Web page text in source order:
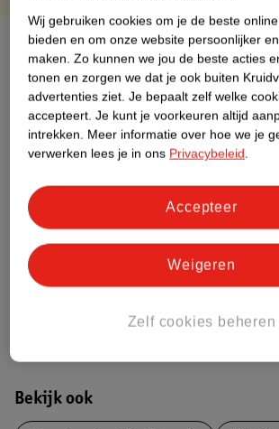
Over dit product
Productinformatie
Etiketinformatie
Nature Impact Score
Meer informatie
Bestel & Bezorginformatie
Bekijk ook
Wij gebruiken cookies om je de beste
bieden en om onze website persoonlijker
maken. Zo kunnen we jou de beste acties
tonen en zorgen we dat je ook buiten
advertenties ziet. Je bepaalt zelf welke
accepteert. Je kunt je voorkeuren altijd
intrekken. Meer informatie over hoe we je
verwerken lees je in ons Privacybeleid.
Zelf cookies beheren
Weigeren
Accepteer